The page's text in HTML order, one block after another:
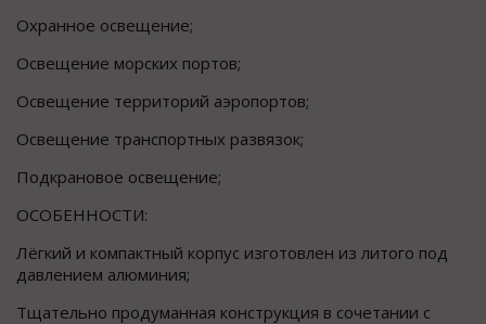
Охранное освещение;
Освещение морских портов;
Освещение территорий аэропортов;
Освещение транспортных развязок;
Подкрановое освещение;
ОСОБЕННОСТИ:
Лёгкий и компактный корпус изготовлен из литого под
давлением алюминия;
Тщательно продуманная конструкция в сочетании с